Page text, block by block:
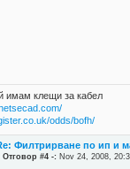
имам клещи за кабел
odds/bofh/
Филтрирване по ип и
Отговор #4 -: Nov 24, 2008,